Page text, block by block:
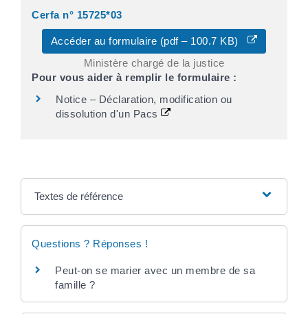
Cerfa n° 15725*03
Accéder au formulaire (pdf – 100.7 KB)
Ministère chargé de la justice
Pour vous aider à remplir le formulaire :
Notice – Déclaration, modification ou
dissolution d'un Pacs
Textes de référence
Questions ? Réponses !
Peut-on se marier avec un membre de sa
famille ?